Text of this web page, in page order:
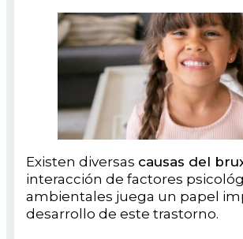
Existen diversas causas del
interacción de factores
ambientales juega un papel
desarrollo de este trastorno.